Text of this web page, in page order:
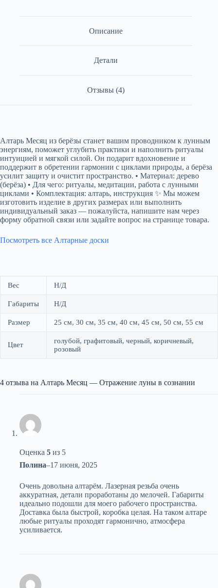
Описание
Детали
Отзывы (4)
Алтарь Месяц из берёзы станет вашим проводником к лунным
энергиям, поможет углубить практики и наполнить ритуалы
интуицией и мягкой силой. Он подарит вдохновение и
поддержит в обретении гармонии с циклами природы, а берёза
усилит защиту и очистит пространство. • Материал: дерево
(берёза) • Для чего: ритуалы, медитации, работа с лунными
циклами • Комплектация: алтарь, инструкция ✨ Мы можем
изготовить изделие в других размерах или выполнить
индивидуальный заказ — пожалуйста, напишите нам через
форму обратной связи или задайте вопрос на странице товара.
Посмотреть все Алтарные доски
Вес Н/Д
Габариты Н/Д
Размер 25 см, 30 см, 35 см, 40 см, 45 см, 50 см, 55 см
Цвет
голубой, графитовый, черный, коричневый,
розовый
4 отзыва на Алтарь Месяц — Отражение луны в сознании
Оценка 5 из 5
Полина–17 июня, 2025
Очень довольна алтарём. Лазерная резьба очень
аккуратная, детали проработаны до мелочей. Габариты
идеально подошли для моего рабочего пространства.
Доставка была быстрой, коробка целая. На таком алтаре
любые ритуалы проходят гармонично, атмосфера
усиливается.